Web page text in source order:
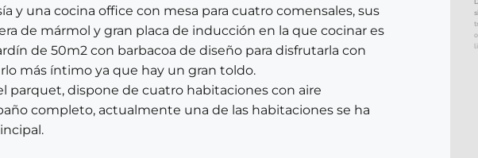
y una cocina office con mesa para cuatro comensales, sus
de mármol y gran placa de inducción en la que cocinar es
de 50m2 con barbacoa de diseño para disfrutarla con
más íntimo ya que hay un gran toldo.
parquet, dispone de cuatro habitaciones con aire
completo, actualmente una de las habitaciones se ha